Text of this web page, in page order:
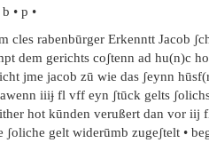
• p •
cles rabenbūrger Erkenntt Jacob
dem gerichts coʃtenn ad hu(n)c
jme jacob zū wie das ʃeynn
iiiɉ fl vff eyn ʃtūck gelts
hot kūnden verußert dan vor iij
ʃoliche gelt widerūmb zugeʃtelt •